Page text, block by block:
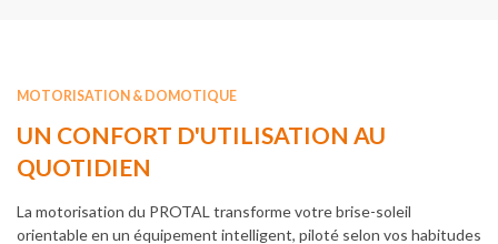
MOTORISATION & DOMOTIQUE
UN CONFORT D'UTILISATION AU
QUOTIDIEN
La motorisation du PROTAL transforme votre brise-soleil
orientable en un équipement intelligent, piloté selon vos habitudes